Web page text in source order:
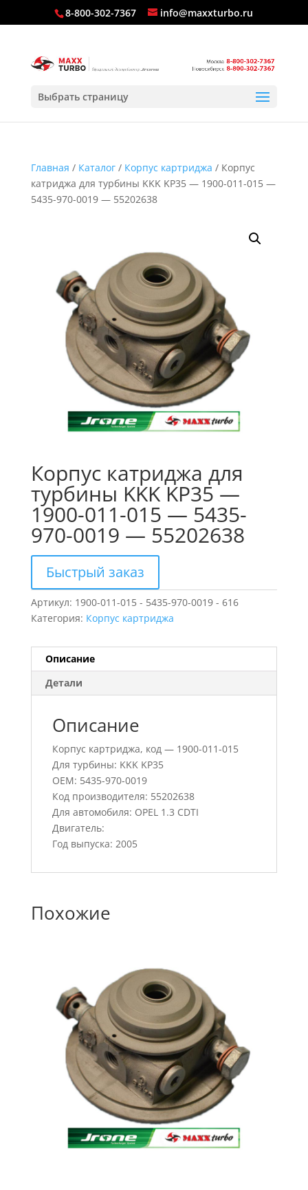
8-800-302-7367 info@maxxturbo.ru
Выбрать страницу
Главная / Каталог/ Корпус картриджа / Корпус
катриджа для турбины KKK KP35 — 1900-011-015 —
5435-970-0019 — 55202638
Корпус катриджа для
турбины KKK KP35 —
1900-011-015 — 5435-
970-0019 — 55202638
Быстрый заказ
Артикул: 1900-011-015 - 5435-970-0019 - 616
Категория: Корпус картриджа
Описание
Детали
Описание
Корпус картриджа, код — 1900-011-015
Для турбины: KKK KP35
OEM: 5435-970-0019
Код производителя: 55202638
Для автомобиля: OPEL 1.3 CDTI
Двигатель:
Год выпуска: 2005
Похожие